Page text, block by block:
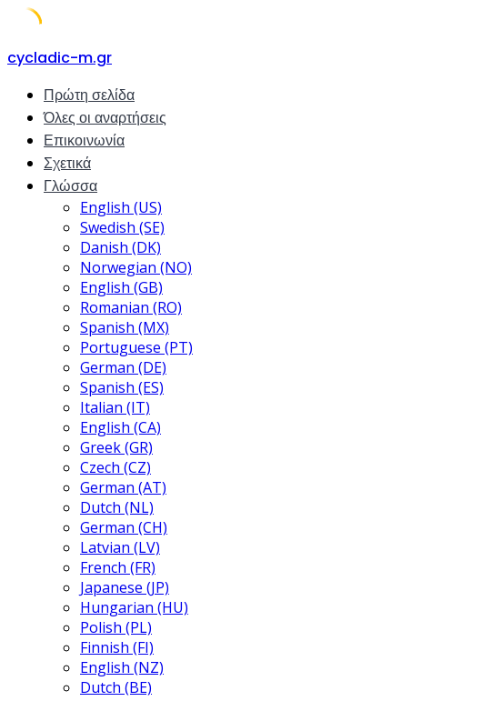
Skip
content
cycladic-m.gr
Πρώτη σελίδα
Όλες οι αναρτήσεις
Επικοινωνία
Σχετικά
Γλώσσα
English (US)
Swedish (SE)
Danish (DK)
Norwegian (NO)
English (GB)
Romanian (RO)
Spanish (MX)
Portuguese (PT)
German (DE)
Spanish (ES)
Italian (IT)
English (CA)
Greek (GR)
Czech (CZ)
German (AT)
Dutch (NL)
German (CH)
Latvian (LV)
French (FR)
Japanese (JP)
Hungarian (HU)
Polish (PL)
Finnish (FI)
English (NZ)
Dutch (BE)